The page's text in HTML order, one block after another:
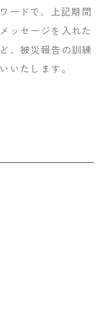
ードで、上記期間
ッセージを入れた
、被災報告の訓練
いたします。